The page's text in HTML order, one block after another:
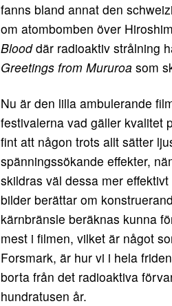
fanns bland annat den
om atombomben över
Blooddär radioaktiv strålning
Greetings from Mururoa som
Nu är den lilla ambulerande
festivalerna vad gäller kvalitet
fint att någon trots allt sätter
spänningssökande effekter,
skildras väl dessa mer
bilder berättar om
kärnbränsle beräknas kunna
mest i filmen, vilket är något
Forsmark, är hur vi i hela
borta från det radioaktiva
hundratusen år.